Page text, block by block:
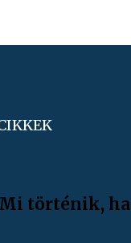
Mi történik, ha